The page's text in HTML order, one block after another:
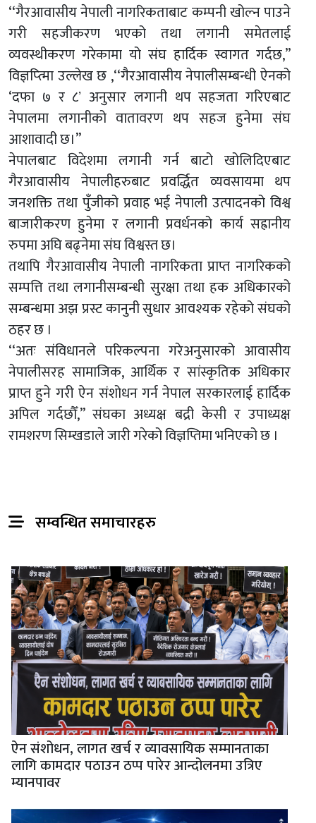
‘‘गैरआवासीय नेपाली नागरिकताबाट कम्पनी खोल्न पाउने
गरी सहजीकरण भएको तथा लगानी समेतलाई
व्यवस्थीकरण गरेकामा यो संघ हार्दिक स्वागत गर्दछ,’’
विज्ञप्त्मिा उल्लेख छ ,‘‘गैरआवासीय नेपालीसम्बन्धी ऐनको
‘दफा ७ र ८ʼ अनुसार लगानी थप सहजता गरिएबाट
नेपालमा लगानीको वातावरण थप सहज हुनेमा संघ
आशावादी छ।’’
नेपालबाट विदेशमा लगानी गर्न बाटो खोलिदिएबाट
गैरआवासीय नेपालीहरुबाट प्रवर्द्धित व्यवसायमा थप
जनशक्ति तथा पुँजीको प्रवाह भई नेपाली उत्पादनको विश्व
बाजारीकरण हुनेमा र लगानी प्रवर्धनको कार्य सह्रानीय
रुपमा अघि बढ्नेमा संघ विश्वस्त छ।
तथापि गैरआवासीय नेपाली नागरिकता प्राप्त नागरिकको
सम्पत्ति तथा लगानीसम्बन्धी सुरक्षा तथा हक अधिकारको
सम्बन्धमा अझ प्रस्ट कानुनी सुधार आवश्यक रहेको संघको
ठहर छ ।
‘‘अतः संविधानले परिकल्पना गरेअनुसारको आवासीय
नेपालीसरह सामाजिक, आर्थिक र सांस्कृतिक अधिकार
प्राप्त हुने गरी ऐन संशोधन गर्न नेपाल सरकारलाई हार्दिक
अपिल गर्दछौँ,’’ संघका अध्यक्ष बद्री केसी र उपाध्यक्ष
रामशरण सिम्खडाले जारी गरेको विज्ञप्तिमा भनिएको छ ।
सम्वन्धित समाचारहरु
ऐन संशोधन, लागत खर्च र व्यावसायिक सम्मानताका
लागि कामदार पठाउन ठप्प पारेर आन्दोलनमा उत्रिए
म्यानपावर